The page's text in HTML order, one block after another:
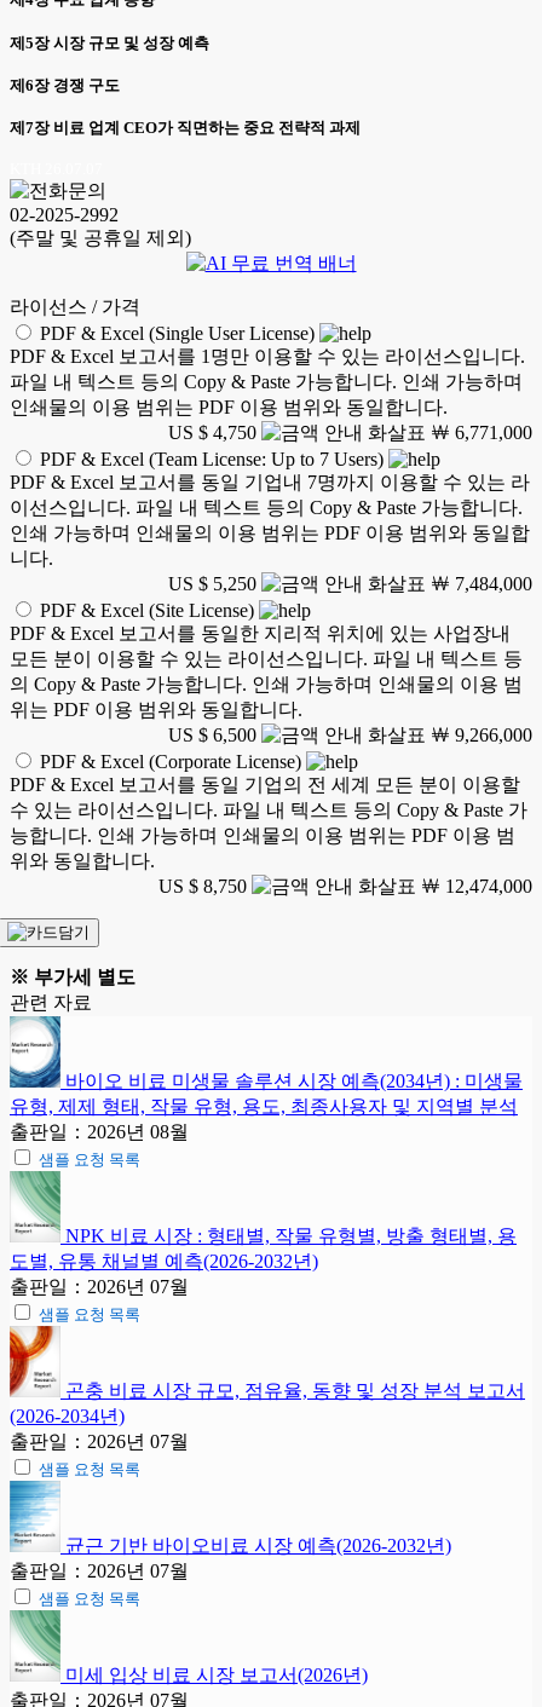
제5장 시장 규모 및 성장 예측
제6장 경쟁 구도
제7장 비료 업계 CEO가 직면하는 중요 전략적 과제
02-2025-2992
(주말 및 공휴일 제외)
라이선스 / 가격
PDF & Excel (Single User License)
PDF & Excel 보고서를 1명만 이용할 수 있는 라이선스입니다.
파일 내 텍스트 등의 Copy & Paste 가능합니다. 인쇄 가능하며
인쇄물의 이용 범위는 PDF 이용 범위와 동일합니다.
US $ 4,750
￦ 6,771,000
PDF & Excel (Team License: Up to 7 Users)
PDF & Excel 보고서를 동일 기업내 7명까지 이용할 수 있는 라
이선스입니다. 파일 내 텍스트 등의 Copy & Paste 가능합니다.
인쇄 가능하며 인쇄물의 이용 범위는 PDF 이용 범위와 동일합
니다.
US $ 5,250
￦ 7,484,000
PDF & Excel (Site License)
PDF & Excel 보고서를 동일한 지리적 위치에 있는 사업장내
모든 분이 이용할 수 있는 라이선스입니다. 파일 내 텍스트 등
의 Copy & Paste 가능합니다. 인쇄 가능하며 인쇄물의 이용 범
위는 PDF 이용 범위와 동일합니다.
US $ 6,500
￦ 9,266,000
PDF & Excel (Corporate License)
PDF & Excel 보고서를 동일 기업의 전 세계 모든 분이 이용할
수 있는 라이선스입니다. 파일 내 텍스트 등의 Copy & Paste 가
능합니다. 인쇄 가능하며 인쇄물의 이용 범위는 PDF 이용 범
위와 동일합니다.
US $ 8,750
￦ 12,474,000
※ 부가세 별도
관련 자료
바이오 비료 미생물 솔루션 시장 예측(2034년) : 미생물
유형, 제제 형태, 작물 유형, 용도, 최종사용자 및 지역별 분석
출판일：2026년 08월
샘플 요청 목록
NPK 비료 시장 : 형태별, 작물 유형별, 방출 형태별, 용
도별, 유통 채널별 예측(2026-2032년)
출판일：2026년 07월
샘플 요청 목록
곤충 비료 시장 규모, 점유율, 동향 및 성장 분석 보고서
(2026-2034년)
출판일：2026년 07월
샘플 요청 목록
균근 기반 바이오비료 시장 예측(2026-2032년)
출판일：2026년 07월
샘플 요청 목록
미세 입상 비료 시장 보고서(2026년)
출판일：2026년 07월